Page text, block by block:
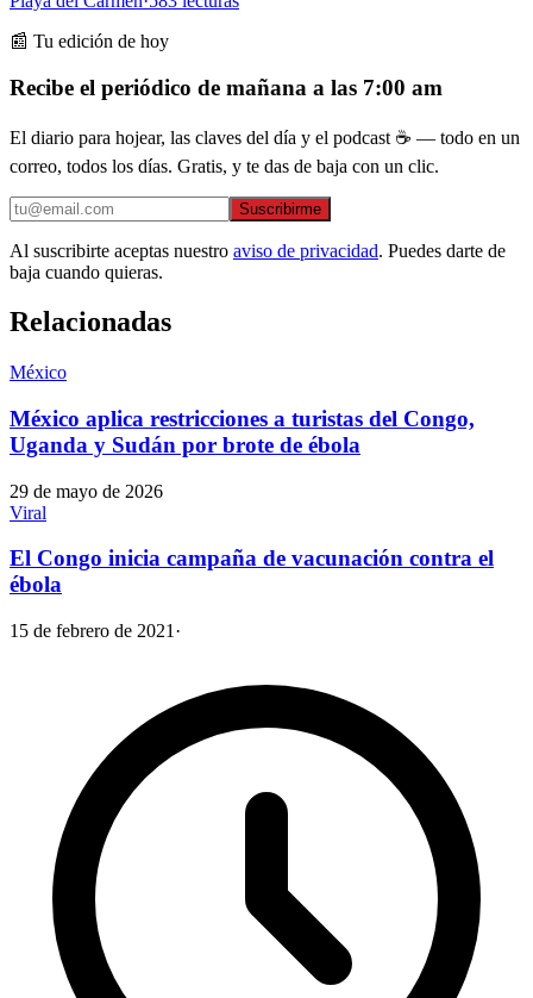
📰 Tu edición de hoy
Recibe el periódico de mañana a las 7:00 am
El diario para hojear, las claves del día y el podcast ☕ — todo en un
correo, todos los días. Gratis, y te das de baja con un clic.
Suscribirme
Al suscribirte aceptas nuestro aviso de privacidad. Puedes darte de
baja cuando quieras.
Relacionadas
México
México aplica restricciones a turistas del Congo,
Uganda y Sudán por brote de ébola
29 de mayo de 2026
Viral
El Congo inicia campaña de vacunación contra el
ébola
15 de febrero de 2021 ·